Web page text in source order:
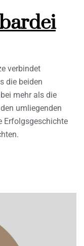
verbindet
die beiden
mehr als die
umliegenden
Erfolgsgeschichte